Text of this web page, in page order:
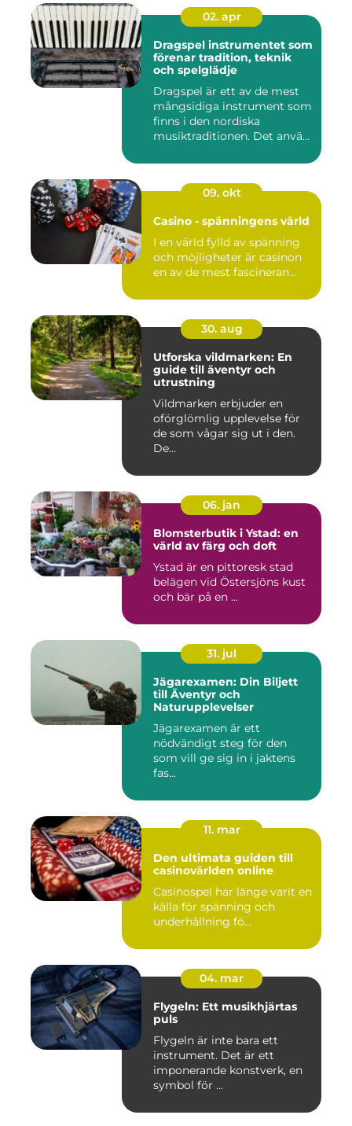
02. apr
Dragspel instrumentet som
förenar tradition, teknik
och spelglädje
Dragspel är ett av de mest
mångsidiga instrument som
finns i den nordiska
musiktraditionen. Det anvä...
09. okt
Casino - spänningens värld
I en värld fylld av spänning
och möjligheter är casinon
en av de mest fascineran...
30. aug
Utforska vildmarken: En
guide till äventyr och
utrustning
Vildmarken erbjuder en
oförglömlig upplevelse för
de som vågar sig ut i den.
De...
06. jan
Blomsterbutik i Ystad: en
värld av färg och doft
Ystad är en pittoresk stad
belägen vid Östersjöns kust
och bär på en ...
31. jul
Jägarexamen: Din Biljett
till Äventyr och
Naturupplevelser
Jägarexamen är ett
nödvändigt steg för den
som vill ge sig in i jaktens
fas...
11. mar
Den ultimata guiden till
casinovärlden online
Casinospel har länge varit en
källa för spänning och
underhållning fö...
04. mar
Flygeln: Ett musikhjärtas
puls
Flygeln är inte bara ett
instrument. Det är ett
imponerande konstverk, en
symbol för ...